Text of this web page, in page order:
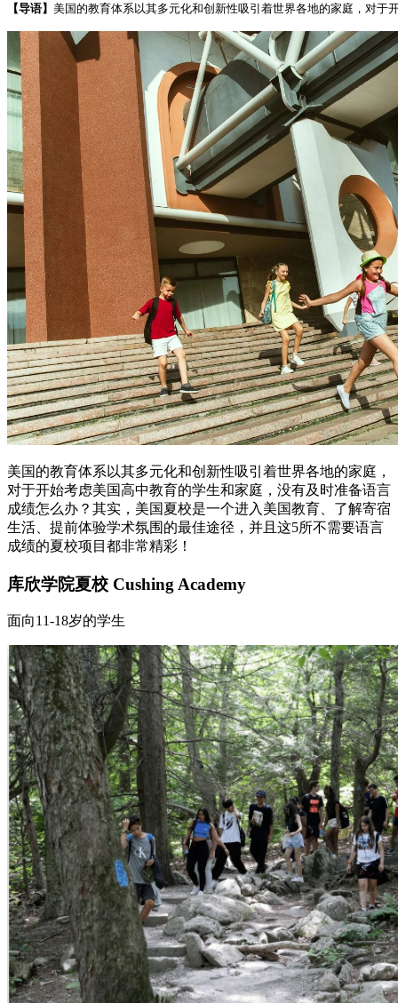
【导语】 美国的教育体系以其多元化和创新性吸引着世界各地的家庭，对
美国的教育体系以其多元化和创新性吸引着世界各地的家庭，
对于开始考虑美国高中教育的学生和家庭，没有及时准备语言
成绩怎么办？其实，美国夏校是一个进入美国教育、了解寄宿
生活、提前体验学术氛围的最佳途径，并且这5所不需要语言
成绩的夏校项目都非常精彩！
库欣学院夏校 Cushing Academy
面向11-18岁的学生